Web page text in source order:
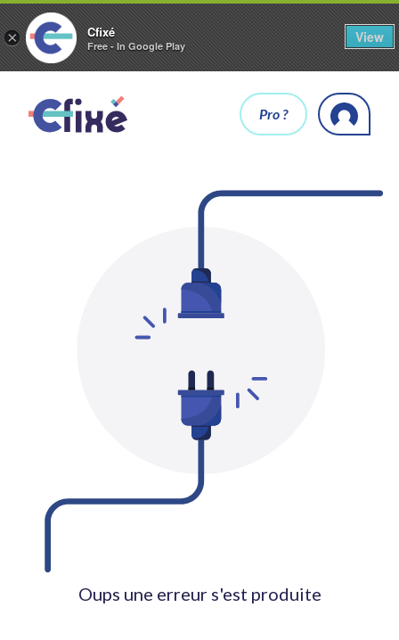
× Cfixé
Free - In Google Play
View
Pro ?
Oups une erreur s'est produite